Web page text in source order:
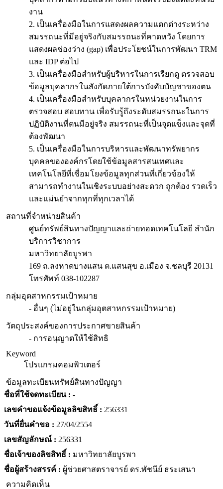
งาน
2. เป็นเครื่องมือในการแสดงผลความแตกต่างระหว่าง
สมรรถนะที่มีอยู่จริงกับสมรรถนะที่คาดหวัง โดยการ
แสดงผลช่องว่าง (gap) เพื่อประโยชน์ในการพัฒนา TRM
และ IDP ต่อไป
3. เป็นเครื่องมือสำหรับผู้บริหารในการเรียกดู ตรวจสอบ
ข้อมูลบุคลากรในสังกัดภายใต้การบังคับบัญชาของตน
4. เป็นเครื่องมือสำหรับบุคลากรในหน่วยงานในการ
ตรวจสอบ สอบทาน เพื่อรับรู้ถึงระดับสมรรถนะในการ
ปฏิบัติงานที่ตนมีอยู่จริง สมรรถนะที่เป็นจุดแข็งและจุดที่
ต้องพัฒนา
5. เป็นเครื่องมือในการบริหารและพัฒนาทรัพยากร
บุคคลขององค์กรโดยใช้ข้อมูลสารสนเทศและ
เทคโนโลยีที่เชื่อมโยงข้อมูลทุกส่วนที่เกี่ยวข้องให้
สามารถทำงานในเชิงระบบอย่างสะดวก ถูกต้อง รวดเร็ว
และแม่นยำจากทุกที่ทุกเวลาได้
สถานที่จำหน่ายสินค้า
ศูนย์ทรัพย์สินทางปัญญาและถ่ายทอดเทคโนโลยี สำนัก
บริการวิชาการ
มหาวิทยาลัยบูรพา
169 ถ.ลงหาดบางแสน ต.แสนสุข อ.เมือง จ.ชลบุรี 20131
โทรศัพท์ 038-102287
กลุ่มอุตสาหกรรมเป้าหมาย
- อื่นๆ (ไม่อยู่ในกลุ่มอุตสาหกรรมเป้าหมาย)
วัตถุประสงค์ของการประกาศขายสินค้า
- การอนุญาตให้ใช้สิทธิ
Keyword
โปรแกรมคอมพิวเตอร์
ข้อมูลทะเบียนทรัพย์สินทางปัญญา
ชื่อที่ใช้จดทะเบียน : -
เลขคำขอแจ้งข้อมูลลิขสิทธิ์ : 256331
วันที่ยื่นคำขอ : 27/04/2554
เลขสัญลักษณ์ : 256331
ชื่อเจ้าของลิขสิทธิ์ : มหาวิทยาลัยบูรพา
ชื่อผู้สร้างสรรค์ : ผู้ช่วยศาสตราจารย์ ดร.พัชนีย์ ธระเสนา
ความคิดเห็น